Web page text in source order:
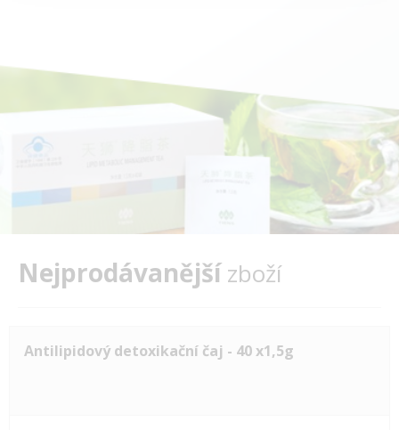
Nejprodávanějšízboží
Antilipidový detoxikační čaj - 40 x1,5g